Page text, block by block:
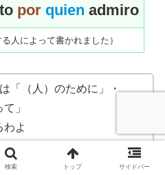
por quien admiro
人によって書かれました）
は「（人）のために」・
」
わよ
検索 トップ サイドバー